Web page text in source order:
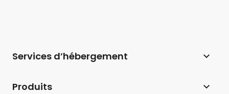
Services d’hébergement
Produits